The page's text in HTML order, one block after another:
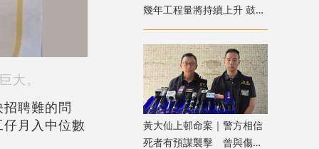
大。
聘難的問
月入中位數
幾年工程量將持續上升 鼓勵
青年積極裝備自己
黃大仙上邨命案｜警方相信
死者有預謀襲擊 曾與傷者